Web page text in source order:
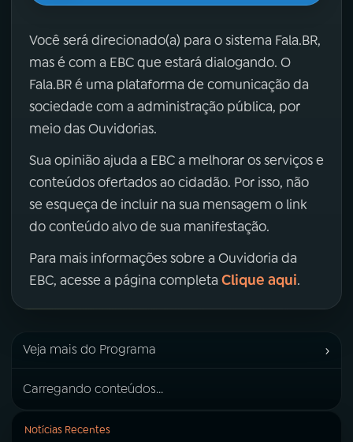
Você será direcionado(a) para o sistema Fala.BR,
mas é com a EBC que estará dialogando. O
Fala.BR é uma plataforma de comunicação da
sociedade com a administração pública, por
meio das Ouvidorias.
Sua opinião ajuda a EBC a melhorar os serviços e
conteúdos ofertados ao cidadão. Por isso, não
se esqueça de incluir na sua mensagem o link
do conteúdo alvo de sua manifestação.
Para mais informações sobre a Ouvidoria da
EBC, acesse a página completa Clique aqui.
Veja mais do Programa ›
Carregando conteúdos...
Notícias Recentes